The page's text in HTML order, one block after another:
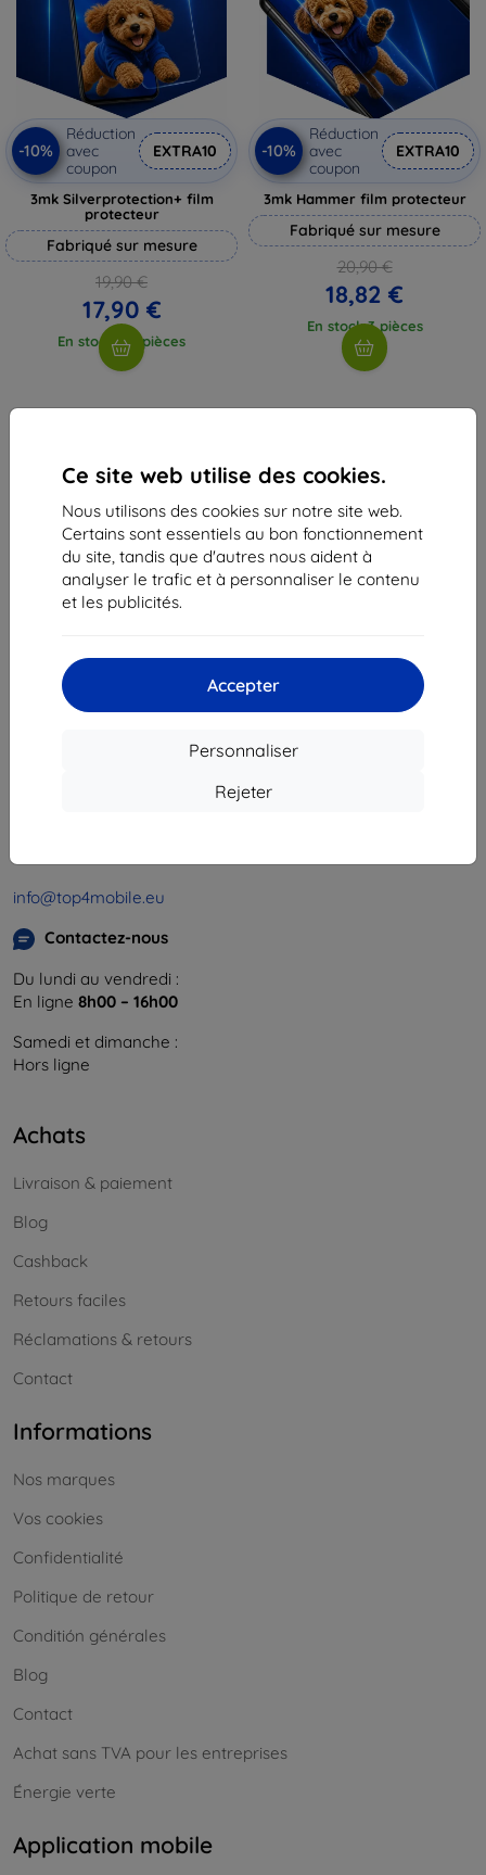
Ce site web utilise des cookies.
Nous utilisons des cookies sur notre site web.
Certains sont essentiels au bon fonctionnement
du site, tandis que d'autres nous aident à
analyser le trafic et à personnaliser le contenu
et les publicités.
Accepter
Personnaliser
Rejeter
-10%
Réduction
avec
coupon
EXTRA10
3mk Silverprotection+ film
protecteur
Fabriqué sur mesure
19,90 €
17,90 €
En stock > 5 pièces
-10%
Réduction
avec
coupon
EXTRA10
3mk Hammer film protecteur
Fabriqué sur mesure
20,90 €
18,82 €
En stock 3 pièces
Shield-Sk s.r.o.
Ulica Rudolfa Mocka 3750/2A
841 04 Bratislava
Numéro d’identification d’entreprise :
info@top4mobile.eu
Contactez-nous
Du lundi au vendredi :
En ligne 8h00 – 16h00
Samedi et dimanche :
Hors ligne
Achats
Livraison & paiement
Blog
Cashback
Retours faciles
Réclamations & retours
Contact
Informations
Nos marques
Vos cookies
Confidentialité
Politique de retour
Conditión générales
Blog
Contact
Achat sans TVA pour les entreprises
Énergie verte
Application mobile